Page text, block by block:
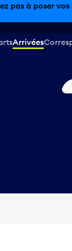
Arrivées